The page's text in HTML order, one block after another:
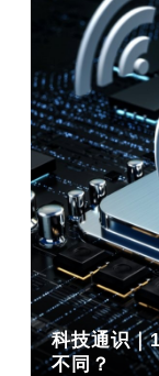
科技通识｜
不同？